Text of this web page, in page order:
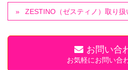
ZESTINO（ゼスティノ）取り扱
お問い合
お気軽にお問い合